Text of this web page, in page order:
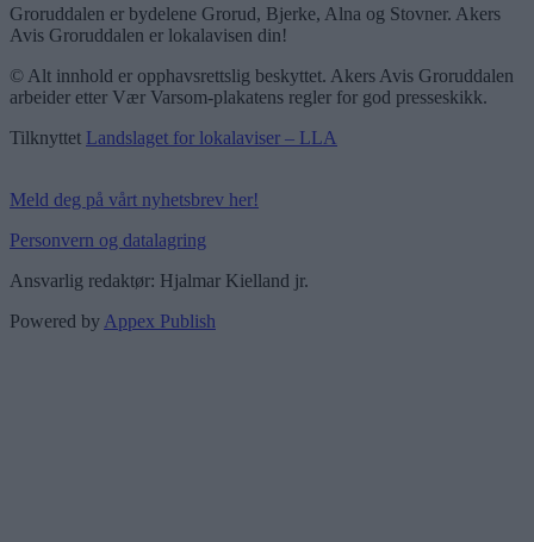
Groruddalen er bydelene Grorud, Bjerke, Alna og Stovner. Akers
Avis Groruddalen er lokalavisen din!
© Alt innhold er opphavsrettslig beskyttet. Akers Avis Groruddalen
arbeider etter Vær Varsom-plakatens regler for god presseskikk.
Tilknyttet Landslaget for lokalaviser – LLA
Meld deg på vårt nyhetsbrev her!
Personvern og datalagring
Ansvarlig redaktør: Hjalmar Kielland jr.
Powered by Appex Publish